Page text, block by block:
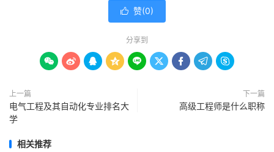
 赞(0)
分享到
        
上一篇
电气工程及其自动化专业排名大
学
下一篇
高级工程师是什么职称
相关推荐